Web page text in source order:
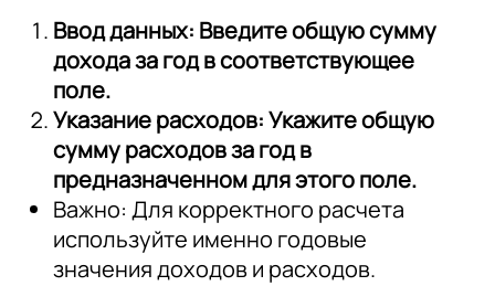
Ввод данных: Введите общую сумму
дохода за год в соответствующее
поле.
Указание расходов: Укажите общую
сумму расходов за год в
предназначенном для этого поле.
Важно: Для корректного расчета
используйте именно годовые
значения доходов и расходов.